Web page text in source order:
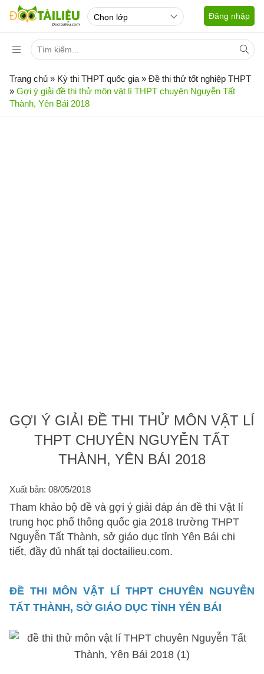
Đăng nhập
Trang chủ » Kỳ thi THPT quốc gia » Đề thi thử tốt nghiệp THPT
» Gợi ý giải đề thi thử môn vật lí THPT chuyên Nguyễn Tất
Thành, Yên Bái 2018
GỢI Ý GIẢI ĐỀ THI THỬ MÔN VẬT LÍ
THPT CHUYÊN NGUYỄN TẤT
THÀNH, YÊN BÁI 2018
Xuất bản: 08/05/2018
Tham khảo bộ đề và gợi ý giải đáp án đề thi Vật lí
trung học phổ thông quốc gia 2018 trường THPT
Nguyễn Tất Thành, sở giáo dục tỉnh Yên Bái chi
tiết, đầy đủ nhất tại doctailieu.com.
ĐỀ THI MÔN VẬT LÍ THPT CHUYÊN NGUYỄN
TẤT THÀNH, SỞ GIÁO DỤC TỈNH YÊN BÁI